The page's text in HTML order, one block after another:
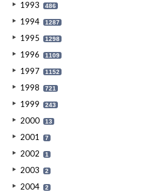
1993 486
1994 1287
1995 1298
1996 1109
1997 1152
1998 721
1999 243
2000 13
2001 7
2002 1
2003 2
2004 2